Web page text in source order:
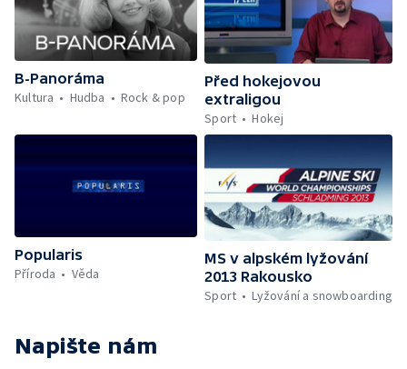
B-Panoráma
Kultura
Hudba Rock & pop
Před hokejovou
extraligou
Sport
Hokej
Popularis
Příroda
Věda
MS v alpském lyžování
2013 Rakousko
Sport
Lyžování a snowboarding
Napište nám